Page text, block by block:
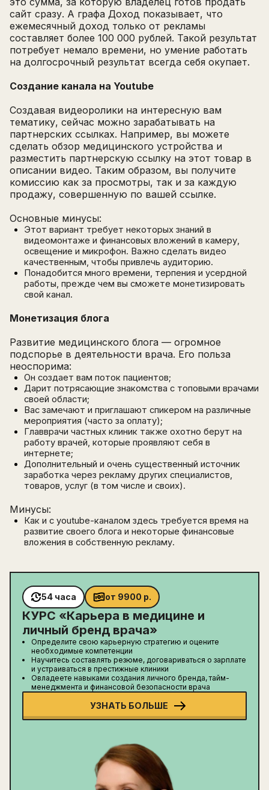
Написать в поддержку
Имя
Email
сайт сразу. А графа Доход показывает, что
ежемесячный доход только от рекламы
составляет более 100 000 рублей. Такой результат
потребует немало времени, но умение работать
на долгосрочный результат всегда себя окупает.
Создание канала на Youtube
Создавая видеоролики на интересную вам
тематику, сейчас можно зарабатывать на
партнерских ссылках. Например, вы можете
сделать обзор медицинского устройства и
разместить партнерскую ссылку на этот товар в
описании видео. Таким образом, вы получите
комиссию как за просмотры, так и за каждую
продажу, совершенную по вашей ссылке.
Основные минусы:
Этот вариант требует некоторых знаний в
видеомонтаже и финансовых вложений в камеру,
освещение и микрофон. Важно сделать видео
качественным, чтобы привлечь аудиторию.
Понадобится много времени, терпения и усердной
работы, прежде чем вы сможете монетизировать
свой канал.
Монетизация блога
Развитие медицинского блога — огромное
подспорье в деятельности врача. Его польза
неоспорима:
Он создает вам поток пациентов;
Дарит потрясающие знакомства с топовыми врачами
своей области;
Вас замечают и приглашают спикером на различные
мероприятия (часто за оплату);
Главврачи частных клиник также охотно берут на
работу врачей, которые проявляют себя в
интернете;
Дополнительный и очень существенный источник
заработка через рекламу других специалистов,
товаров, услуг (в том числе и своих).
Минусы:
Как и с youtube-каналом здесь требуется время на
развитие своего блога и некоторые финансовые
вложения в собственную рекламу.
54 часа от 9900 р.
КУРС «Карьера в медицине и
личный бренд врача»
Определите свою карьерную стратегию и оцените
необходимые компетенции
Научитесь составлять резюме, договариваться о зарплате
и устраиваться в престижные клиники
Овладеете навыками создания личного бренда, тайм-
менеджмента и финансовой безопасности врача
УЗНАТЬ БОЛЬШЕ
Зарегистрируйтесь
ПОЛУЧИТЕ БЕСПЛАТНЫЙ
Перейти на страницу регистрации